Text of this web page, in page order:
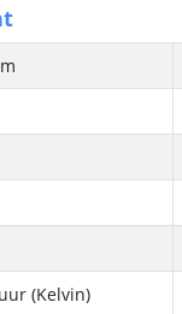
(Kelvin)